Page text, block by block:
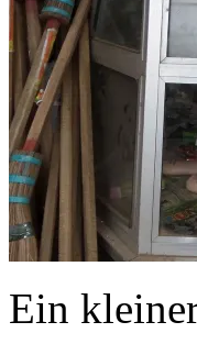
Ein